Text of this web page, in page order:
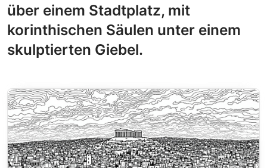
über einem Stadtplatz, mit
korinthischen Säulen unter einem
skulptierten Giebel.